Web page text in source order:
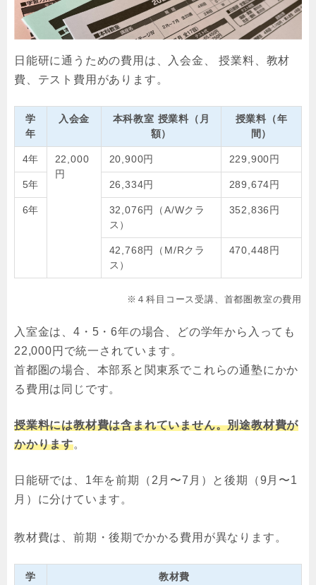
日能研に通うための費用は、入会金、 授業料、教材
費、テスト費用があります。
学
年
入会金
本科教室 授業料（月
額）
授業料（年
間）
4年
22,000
円
20,900円 229,900円
5年 26,334円 289,674円
6年
32,076円（A/Wクラ
ス）
352,836円
42,768円（M/Rクラ
ス）
470,448円
※４科目コース受講、首都圏教室の費用
入室金は、4・5・6年の場合、どの学年から入っても
22,000円で統一されています。
首都圏の場合、本部系と関東系でこれらの通塾にかか
る費用は同じです。
授業料には教材費は含まれていません。別途教材費が
かかります。
日能研では、1年を前期（2月〜7月）と後期（9月〜1
月）に分けています。
教材費は、前期・後期でかかる費用が異なります。
学
教材費